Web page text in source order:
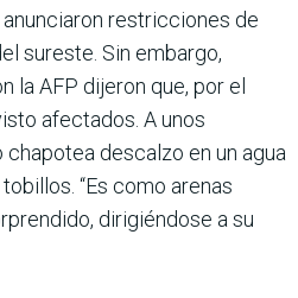
restricciones de
sureste. Sin embargo,
la AFP dijeron que, por el
afectados. A unos
descalzo en un agua
“Es como arenas
dirigiéndose a su